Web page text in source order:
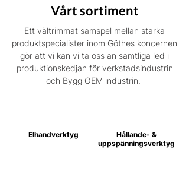
Vårt sortiment
Ett vältrimmat samspel mellan starka
produktspecialister inom Göthes koncernen
gör att vi kan vi ta oss an samtliga led i
produktionskedjan för verkstadsindustrin
och Bygg OEM industrin.
Elhandverktyg
Hållande- &
uppspänningsverktyg